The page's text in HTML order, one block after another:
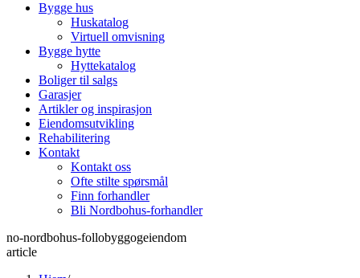
Bygge hus
Huskatalog
Virtuell omvisning
Bygge hytte
Hyttekatalog
Boliger til salgs
Garasjer
Artikler og inspirasjon
Eiendomsutvikling
Rehabilitering
Kontakt
Kontakt oss
Ofte stilte spørsmål
Finn forhandler
Bli Nordbohus-forhandler
no-nordbohus-follobyggogeiendom
article